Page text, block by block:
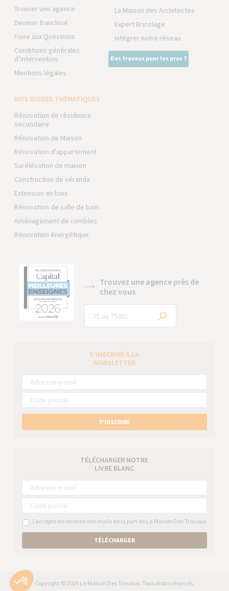
Trouver une agence
Devenir franchisé
Foire aux Questions
Conditions générales
d’intervention
Mentions légales
La Maison des Architectes
Expert Bricolage
Intégrer notre réseau
Des travaux pour les pros ?
NOS GUIDES THÉMATIQUES
Rénovation de résidence
secondaire
Rénovation de Maison
Rénovation d'appartement
Surélévation de maison
Construction de véranda
Extension en bois
Rénovation de salle de bain
Aménagement de combles
Rénovation énergétique
Trouvez une agence près de
chez vous
S’INSCRIRE À LA
NEWSLETTER
S’INSCRIRE
TÉLÉCHARGER NOTRE
LIVRE BLANC
J’accepte de recevoir des mails de la part de La Maison Des Travaux
TÉLÉCHARGER
Copyright © 2026 La Maison Des Travaux. Tous droits réservés.